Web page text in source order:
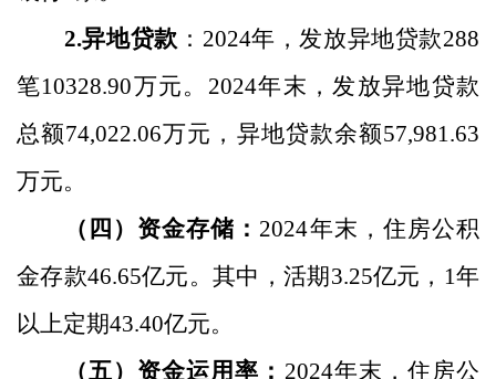
2.异地贷款 ： 2024年，发放异地贷款288
笔10328.90万元。 2024年末，发放异地贷款
总额74,022.06万元，异地贷款余额57,981.63
万元。
（四）资金存储： 2024年末，住房公积
金存款46.65亿元。其中，活期3.25亿元， 1年
以上定期43.40亿元。
（五）资金运用率： 2024年末，住房公